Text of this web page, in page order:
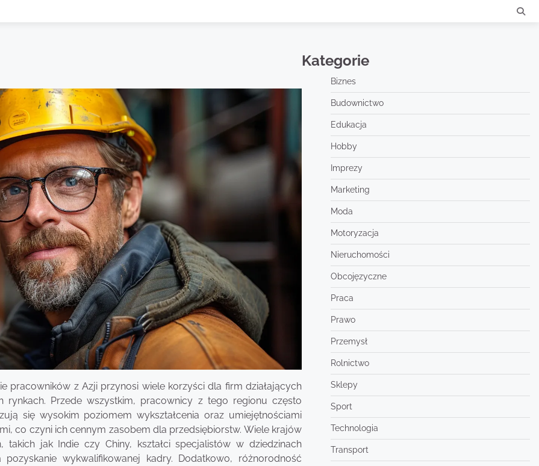
pracowników z Azji przynosi wiele korzyści dla firm działających
rynkach. Przede wszystkim, pracownicy z tego regionu często
się wysokim poziomem wykształcenia oraz umiejętnościami
co czyni ich cennym zasobem dla przedsiębiorstw. Wiele krajów
takich jak Indie czy Chiny, kształci specjalistów w dziedzinach
wykwalifikowanej kadry. Dodatkowo, różnorodność
Kategorie
Biznes
Budownictwo
Edukacja
Hobby
Imprezy
Marketing
Moda
Motoryzacja
Nieruchomości
Obcojęzyczne
Praca
Prawo
Przemysł
Rolnictwo
Sklepy
Sport
Technologia
Transport